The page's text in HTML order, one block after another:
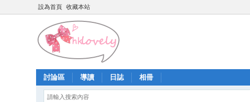
設為首頁 收藏本站
討論區 導讀 日誌 相冊